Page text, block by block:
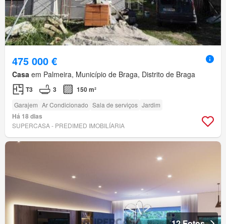
475 000 €
Casa em Palmeira, Município de Braga, Distrito de Braga
T3 3 150 m²
Garajem Ar Condicionado Sala de serviços Jardim
Há 18 dias
SUPERCASA - PREDIMED IMOBILÍARIA